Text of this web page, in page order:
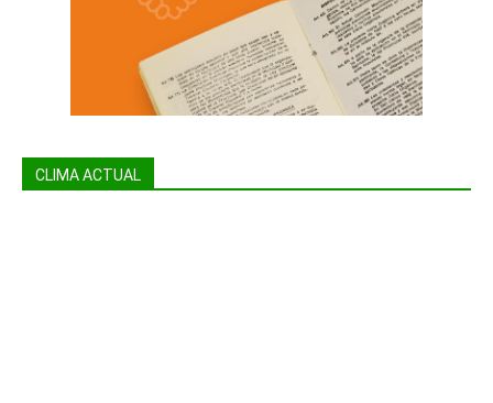
CLIMA ACTUAL